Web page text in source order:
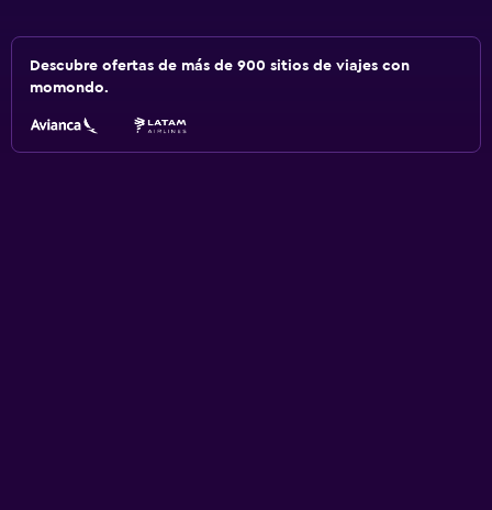
Descubre ofertas de más de 900 sitios de viajes con
momondo.